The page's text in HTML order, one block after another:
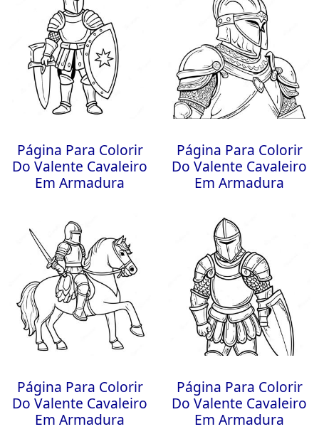
Página Para Colorir
Do Valente Cavaleiro
Em Armadura
Página Para Colorir
Do Valente Cavaleiro
Em Armadura
Página Para Colorir
Do Valente Cavaleiro
Em Armadura
Página Para Colorir
Do Valente Cavaleiro
Em Armadura